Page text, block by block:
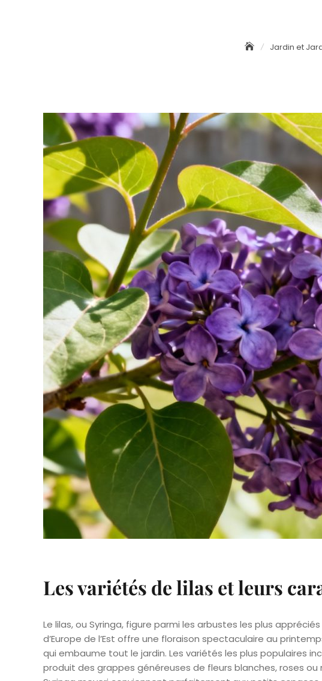
Jardin et
Les variétés de lilas et leurs
Le lilas, ou Syringa, figure parmi les arbustes les plus
d’Europe de l’Est offre une floraison spectaculaire au
qui embaume tout le jardin. Les variétés les plus populaires
produit des grappes généreuses de fleurs blanches, roses ou